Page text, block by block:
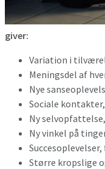
giver:
Variation i
Meningsdel af
Nye
Sociale
Ny
Ny vinkel på
Større kropslige